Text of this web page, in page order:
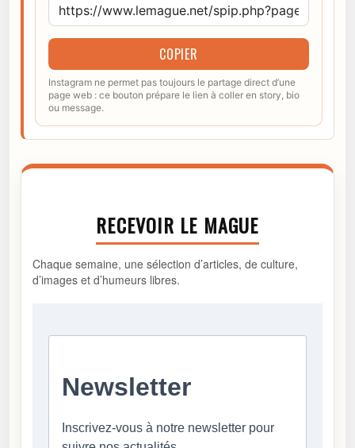
COPIER
Instagram ne permet pas toujours le partage direct d’une
page web : ce bouton prépare le lien à coller en story, bio
ou message.
RECEVOIR LE MAGUE
Chaque semaine, une sélection d’articles, de culture,
d’images et d’humeurs libres.